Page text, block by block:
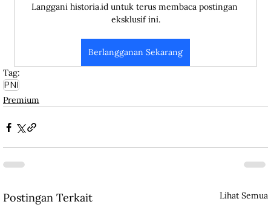
Langgani historia.id untuk terus membaca postingan
eksklusif ini.
Berlangganan Sekarang
Tag:
PNI
Premium
Postingan Terkait Lihat Semua